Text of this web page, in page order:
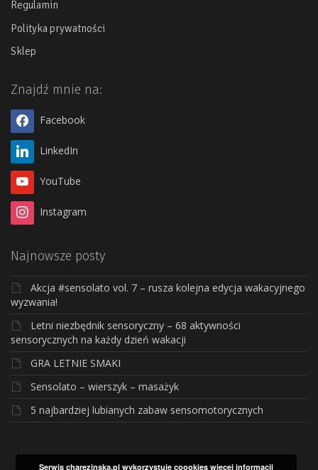
Regulamin
Polityka prywatności
Sklep
Znajdź mnie na:
Facebook
LinkedIn
YouTube
Instagram
Najnowsze posty
Akcja #sensolato vol. 7 – rusza kolejna edycja wakacyjnego
wyzwania!
Letni niezbędnik sensoryczny – 68 aktywności
sensorycznych na każdy dzień wakacji
GRA LETNIE SMAKI
Sensolato – wierszyk – masażyk
5 najbardziej lubianych zabaw sensomotorycznych
Serwis charezinska.pl wykorzystuje coookieswięcej informacji